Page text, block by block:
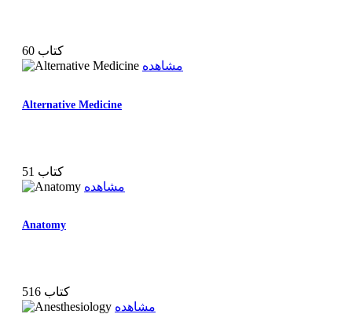
60 کتاب
مشاهده
Alternative Medicine
51 کتاب
مشاهده
Anatomy
516 کتاب
مشاهده